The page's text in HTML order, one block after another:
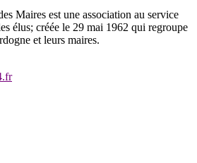
Maires est une association au service
élus; créée le 29 mai 1962 qui regroupe
et leurs maires.